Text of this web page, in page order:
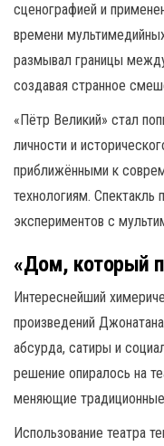
сценографией и
времени
размывал границы
создавая странное
«Пётр Великий» стал
личности и
приближёнными к
технологиям.
экспериментов с
«Дом, который
Интереснейший
произведений
абсурда, сатиры и
решение опиралось на
меняющие традиционные
Использование театра